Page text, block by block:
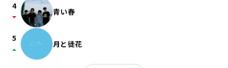
4
arrow_drop_down 青い春
5
arrow_drop_up 月と徒花